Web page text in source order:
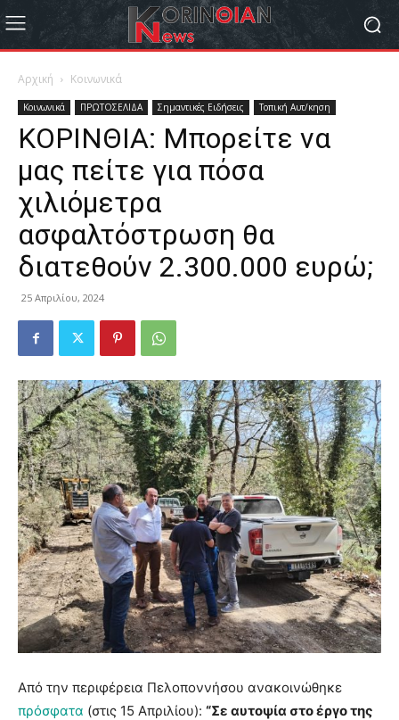
Αρχική Κοινωνικά
Κοινωνικά ΠΡΩΤΟΣΕΛΙΔΑ Σημαντικές Ειδήσεις Τοπική Αυτ/κηση
ΚΟΡΙΝΘΙΑ: Μπορείτε να
μας πείτε για πόσα
χιλιόμετρα
ασφαλτόστρωση θα
διατεθούν 2.300.000 ευρώ;
25 Απριλίου, 2024
Από την περιφέρεια Πελοποννήσου ανακοινώθηκε
πρόσφατα (στις 15 Απριλίου): “Σε αυτοψία στο έργο της